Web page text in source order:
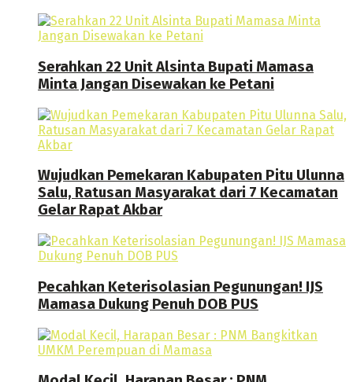
Serahkan 22 Unit Alsinta Bupati Mamasa
Minta Jangan Disewakan ke Petani
Wujudkan Pemekaran Kabupaten Pitu Ulunna
Salu, Ratusan Masyarakat dari 7 Kecamatan
Gelar Rapat Akbar
Pecahkan Keterisolasian Pegunungan! IJS
Mamasa Dukung Penuh DOB PUS